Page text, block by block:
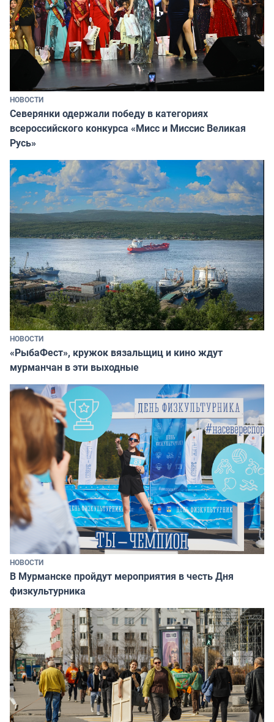
НОВОСТИ
Северянки одержали победу в категориях
всероссийского конкурса «Мисс и Миссис Великая
Русь»
НОВОСТИ
«РыбаФест», кружок вязальщиц и кино ждут
мурманчан в эти выходные
НОВОСТИ
В Мурманске пройдут мероприятия в честь Дня
физкультурника